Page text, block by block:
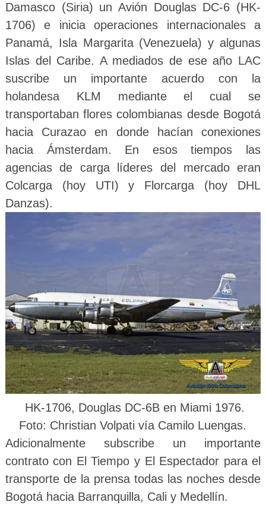
Damasco (Siria) un Avión Douglas DC-6 (HK-
1706) e inicia operaciones internacionales a
Panamá, Isla Margarita (Venezuela) y algunas
Islas del Caribe. A mediados de ese año LAC
suscribe un importante acuerdo con la
holandesa KLM mediante el cual se
transportaban flores colombianas desde Bogotá
hacia Curazao en donde hacían conexiones
hacia Ámsterdam. En esos tiempos las
agencias de carga líderes del mercado eran
Colcarga (hoy UTI) y Florcarga (hoy DHL
Danzas).
HK-1706, Douglas DC-6B en Miami 1976.
Foto: Christian Volpati vía Camilo Luengas.
Adicionalmente subscribe un importante
contrato con El Tiempo y El Espectador para el
transporte de la prensa todas las noches desde
Bogotá hacia Barranquilla, Cali y Medellín.